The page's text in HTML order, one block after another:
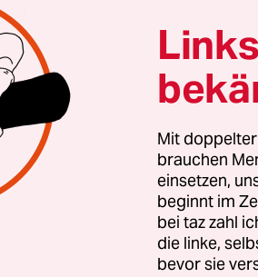
Haut wird künftig
zu erschaffen– auch
nun beklagen, dass
droht und
werden. Stellen wir uns
es nicht wieder nur die
Bedenken. Und ja,
Mit
brauchen
einsetzen,
beginnt im
bei taz zahl
die linke,
bevor sie